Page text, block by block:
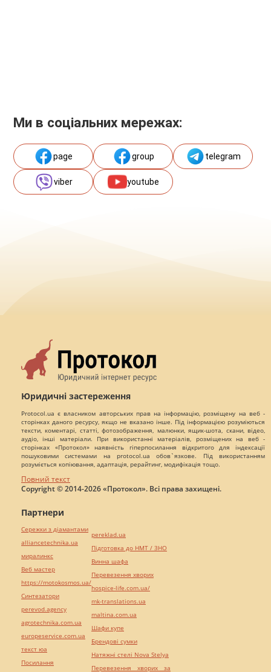
Ми в соціальних мережах:
page group telegram
viber youtube
Юридичні застереження
Protocol.ua є власником авторських прав на інформацію, розміщену на веб -
сторінках даного ресурсу, якщо не вказано інше. Під інформацією розуміються
тексти, коментарі, статті, фотозображення, малюнки, ящик-шота, скани, відео,
аудіо, інші матеріали. При використанні матеріалів, розміщених на веб -
сторінках «Протокол» наявність гіперпосилання відкритого для індексації
пошуковими системами на protocol.ua обов`язкове. Під використанням
розуміється копіювання, адаптація, рерайтинг, модифікація тощо.
Повний текст
Copyright © 2014-2026 «Протокол». Всі права захищені.
Партнери
Сережки з діамантами
alliancetechnika.ua
миралинкс
Веб мастер
https://motokosmos.ua/
Синтезатори
perevod.agency
agrotechnika.com.ua
europeservice.com.ua
текст юа
Посилання
pereklad.ua
Підготовка до НМТ / ЗНО
Винна шафа
Перевезення хворих
hospice-life.com.ua/
mk-translations.ua
maltina.com.ua
Шафи купе
Брендові сумки
Натяжні стелі Nova Stelya
Перевезення хворих за